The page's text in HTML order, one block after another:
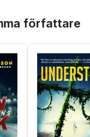
författare